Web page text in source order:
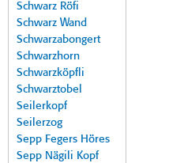
Schwarz Röfi
Schwarz Wand
Schwarzabongert
Schwarzhorn
Schwarzköpfli
Schwarztobel
Seilerkopf
Seilerzog
Sepp Fegers Höres
Sepp Nägili Kopf